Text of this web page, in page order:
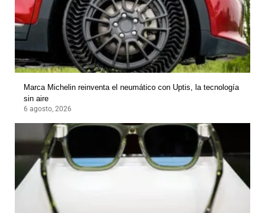
Marca Michelin reinventa el neumático con Uptis, la tecnología
sin aire
6 agosto, 2026